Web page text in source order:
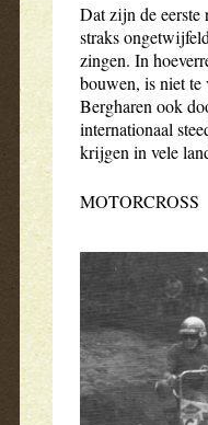
Dat zijn de eerste
straks
zingen. In
bouwen, is niet te
Bergharen ook
internationaal
krijgen in vele
MOTORCROSS